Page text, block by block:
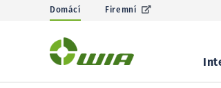
Domácí Firemní